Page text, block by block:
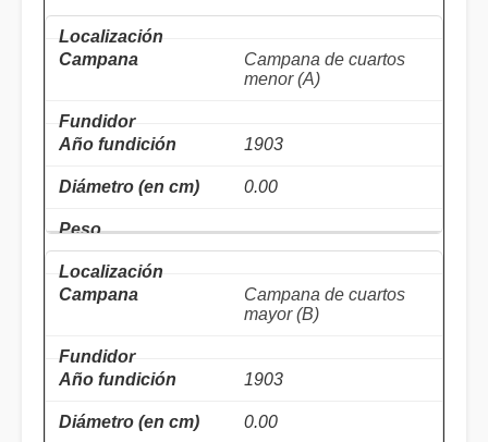
Campana de cuartos
menor (A)
1903
0.00
Campana de cuartos
mayor (B)
1903
0.00